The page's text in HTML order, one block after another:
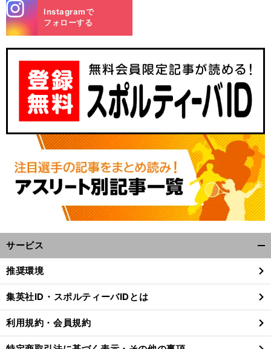
m
Instagramで
フォローする
サービス
閉
る
推奨環境
集英社ID・スポルティーバIDとは
利用規約・会員規約